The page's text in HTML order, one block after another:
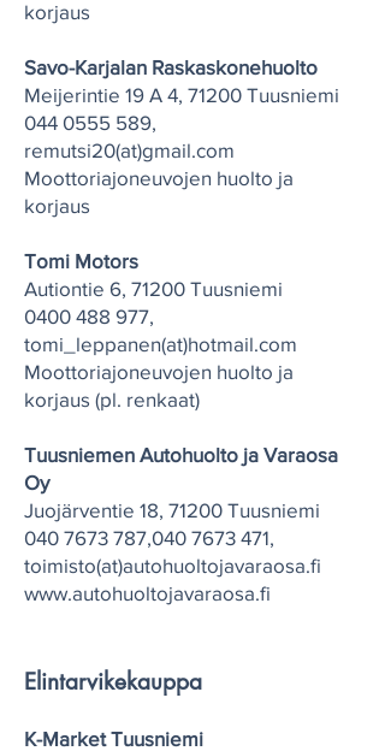
korjaus
Savo-Karjalan Raskaskonehuolto
Meijerintie 19 A 4, 71200 Tuusniemi
044 0555 589,
remutsi20(at)gmail.com
Moottoriajoneuvojen huolto ja
korjaus
Tomi Motors
Autiontie 6, 71200 Tuusniemi
0400 488 977,
tomi_leppanen(at)hotmail.com
Moottoriajoneuvojen huolto ja
korjaus (pl. renkaat)
Tuusniemen Autohuolto ja Varaosa
Oy
Juojärventie 18, 71200 Tuusniemi
040 7673 787,040 7673 471,
toimisto(at)autohuoltojavaraosa.fi
www.autohuoltojavaraosa.fi
Elintarvikekauppa
K-Market Tuusniemi